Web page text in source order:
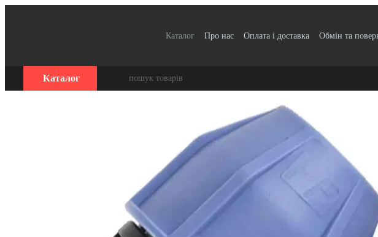
Каталог Про нас Оплата і доставка Обмін та
Каталог